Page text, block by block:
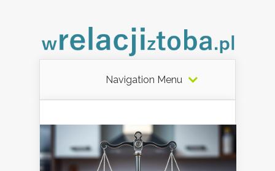
Navigation Menu